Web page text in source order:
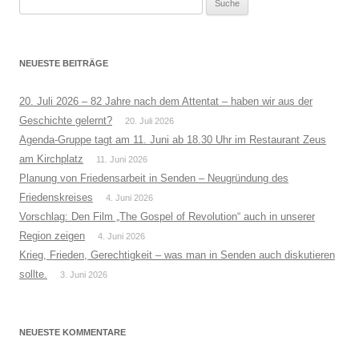
NEUESTE BEITRÄGE
20. Juli 2026 – 82 Jahre nach dem Attentat – haben wir aus der
Geschichte gelernt?
20. Juli 2026
Agenda-Gruppe tagt am 11. Juni ab 18.30 Uhr im Restaurant Zeus
am Kirchplatz
11. Juni 2026
Planung von Friedensarbeit in Senden – Neugründung des
Friedenskreises
4. Juni 2026
Vorschlag: Den Film „The Gospel of Revolution“ auch in unserer
Region zeigen
4. Juni 2026
Krieg, Frieden, Gerechtigkeit – was man in Senden auch diskutieren
sollte.
3. Juni 2026
NEUESTE KOMMENTARE